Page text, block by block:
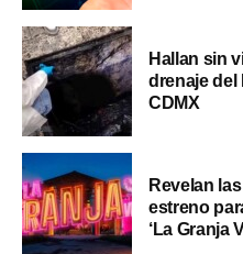
Hallan sin
drenaje del
CDMX
Revelan
estreno
‘La Granja